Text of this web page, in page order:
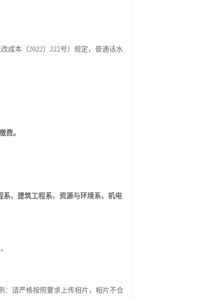
成本〔2022〕222号）规定，普通话水
费。
系、建筑工程系、 资源与环境系、机电
：请严格按照要求上传相片，相片不合